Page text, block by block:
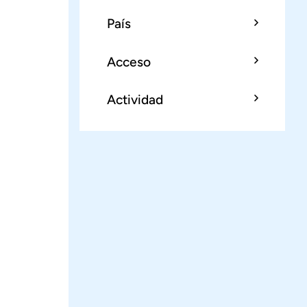
País
Acceso
Actividad